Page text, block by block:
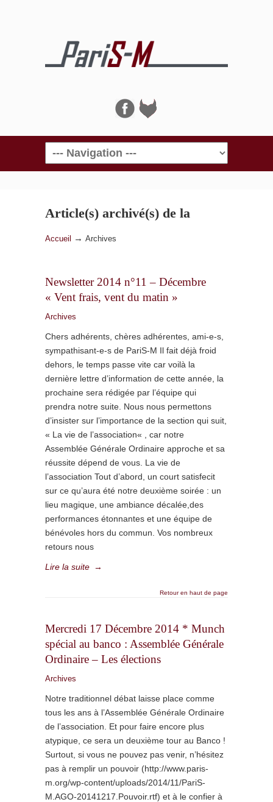
Navigation
Article(s) archivé(s) de la
catégorieArchives
Accueil → Archives
Newsletter 2014 n°11 – Décembre
« Vent frais, vent du matin »
Archives
Chers adhérents, chères adhérentes, ami-e-s,
sympathisant-e-s de PariS-M Il fait déjà froid
dehors, le temps passe vite car voilà la
dernière lettre d’information de cette année, la
prochaine sera rédigée par l’équipe qui
prendra notre suite. Nous nous permettons
d’insister sur l’importance de la section qui suit,
« La vie de l’association« , car notre
Assemblée Générale Ordinaire approche et sa
réussite dépend de vous. La vie de
l’association Tout d’abord, un court satisfecit
sur ce qu’aura été notre deuxième soirée : un
lieu magique, une ambiance décalée,des
performances étonnantes et une équipe de
bénévoles hors du commun. Vos nombreux
retours nous
Lire la suite →
Retour en haut de page
Mercredi 17 Décembre 2014 * Munch
spécial au banco : Assemblée Générale
Ordinaire – Les élections
Archives
Notre traditionnel débat laisse place comme
tous les ans à l’Assemblée Générale Ordinaire
de l’association. Et pour faire encore plus
atypique, ce sera un deuxième tour au Banco !
Surtout, si vous ne pouvez pas venir, n’hésitez
pas à remplir un pouvoir (http://www.paris-
m.org/wp-content/uploads/2014/11/PariS-
M.AGO-20141217.Pouvoir.rtf) et à le confier à